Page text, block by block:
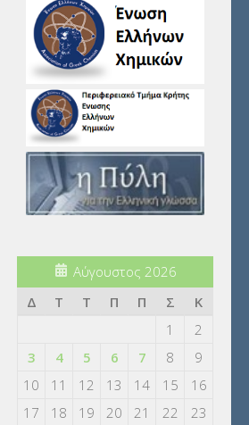
Αύγουστος 2026
Δ
Τ Τ Π Π Σ
Κ
1
2
3
4 5 6 7 8
9
10
11 12 13 14 15
16
17
18 19 20 21 22 23